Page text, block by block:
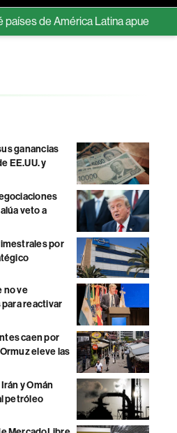
Latina apuestan por el
ganancias
EE.UU. y
veto a
por
no ve
para reactivar
caen por
eleve las
y Omán
petróleo